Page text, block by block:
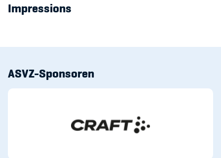
Impressions
ASVZ-Sponsoren